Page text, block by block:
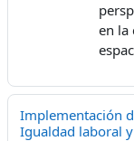
en la
Implementación
Igualdad laboral